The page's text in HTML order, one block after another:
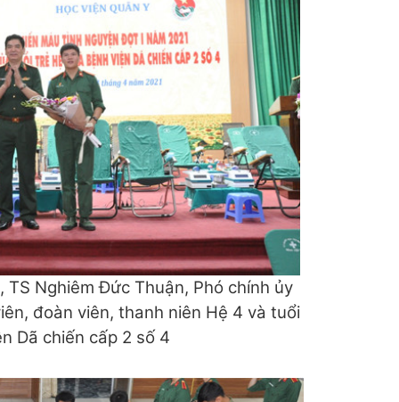
TS Nghiêm Đức Thuận, Phó chính ủy
đoàn viên, thanh niên Hệ 4 và tuổi
Dã chiến cấp 2 số 4